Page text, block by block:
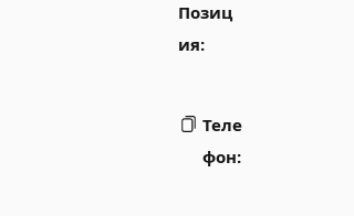
Позиц
ия:
Теле
фон: